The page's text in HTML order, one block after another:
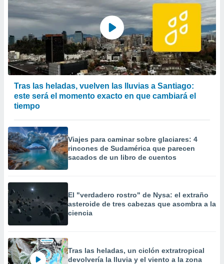
Tras las heladas, vuelven las lluvias a Santiago:
este será el momento exacto en que cambiará el
tiempo
Viajes para caminar sobre glaciares: 4
rincones de Sudamérica que parecen
sacados de un libro de cuentos
El "verdadero rostro" de Nysa: el extraño
asteroide de tres cabezas que asombra a la
ciencia
Tras las heladas, un ciclón extratropical
devolvería la lluvia y el viento a la zona